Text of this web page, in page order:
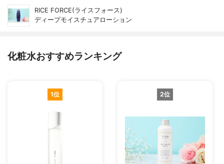
RICE FORCE(ライスフォース)
ディープモイスチュアローション
化粧水おすすめランキング
1位 2位